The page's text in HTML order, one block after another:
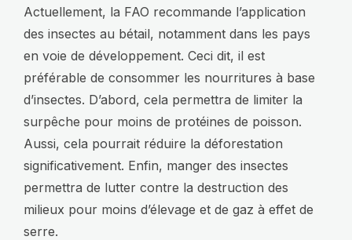
Actuellement, la FAO recommande l’application
des insectes au bétail, notamment dans les pays
en voie de développement. Ceci dit, il est
préférable de consommer les nourritures à base
d’insectes. D’abord, cela permettra de limiter la
surpêche pour moins de protéines de poisson.
Aussi, cela pourrait réduire la déforestation
significativement. Enfin, manger des insectes
permettra de lutter contre la destruction des
milieux pour moins d’élevage et de gaz à effet de
serre.